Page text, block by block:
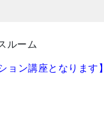
ルーム
ョン講座となります】